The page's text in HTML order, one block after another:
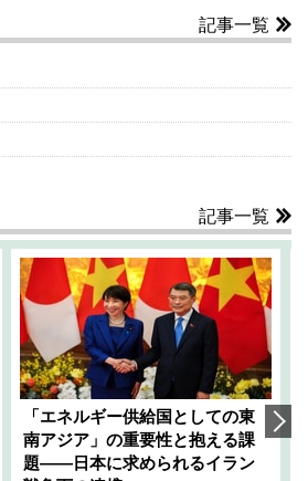
記事一覧
記事一覧
「エネルギー供給国としての東
南アジア」の重要性と抱える課
題――日本に求められるイラン